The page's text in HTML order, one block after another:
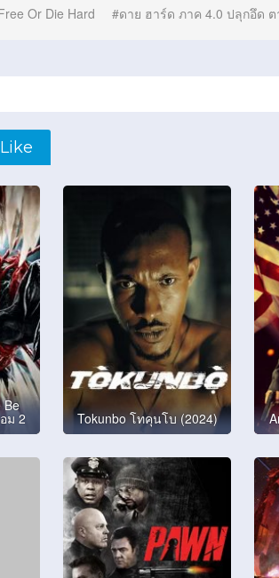
Or Die Hard ดาย ฮาร์ด ภาค 4.0 ปลุกอึด ต
Be
ม 2 Tokunbo โทคุนโบ (2024)